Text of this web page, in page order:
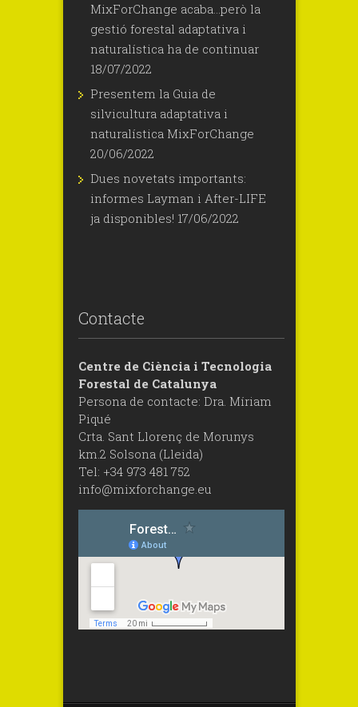
MixForChange acaba…però la
gestió forestal adaptativa i
naturalística ha de continuar
18/07/2022
Presentem la Guia de
silvicultura adaptativa i
naturalística MixForChange
20/06/2022
Dues novetats importants:
informes Layman i After-LIFE
ja disponibles! 17/06/2022
Contacte
Centre de Ciència i Tecnologia
Forestal de Catalunya
Persona de contacte: Dra. Míriam
Piqué
Crta. Sant Llorenç de Morunys
km.2 Solsona (Lleida)
Tel: +34 973 481 752
info@mixforchange.eu